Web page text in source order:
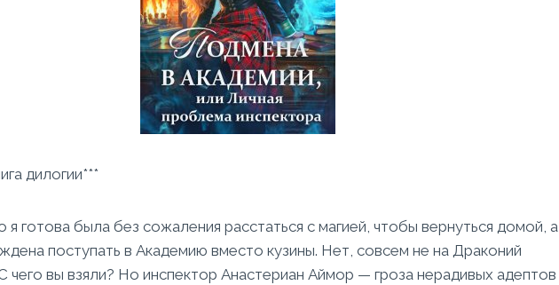
дилогии***
я готова была без сожаления расстаться с магией, чтобы вернуться домой, а
поступать в Академию вместо кузины. Нет, совсем не на Драконий
чего вы взяли? Но инспектор Анастериан Аймор — гроза нерадивых адептов